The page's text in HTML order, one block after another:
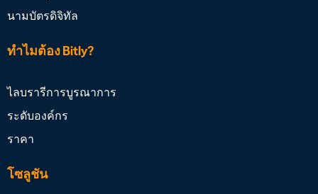
นามบัตรดิจิทัล
ทำไมต้อง Bitly?
ไลบรารีการบูรณาการ
ระดับองค์กร
ราคา
โซลูชัน